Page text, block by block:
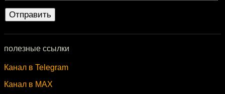
полезные ссылки
Канал в Telegram
Канал в MAX